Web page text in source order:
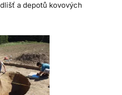
a depotů kovových